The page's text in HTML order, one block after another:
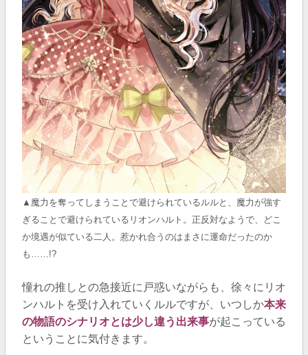
▲魔力を奪ってしまうことで避けられているルルと、魔力が強す
ぎることで避けられているリオンハルト。正反対なようで、どこ
か境遇が似ている二人。惹かれ合うのはまさに運命だったのか
も……!?
憧れの推しとの急接近に戸惑いながらも、徐々にリオ
ンハルトを受け入れていくルルですが、いつしか本来
の物語のシナリオとは少し違う出来事が起こっている
ということに気付きます。